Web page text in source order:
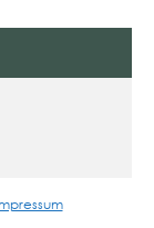
zusätzliche
die ab